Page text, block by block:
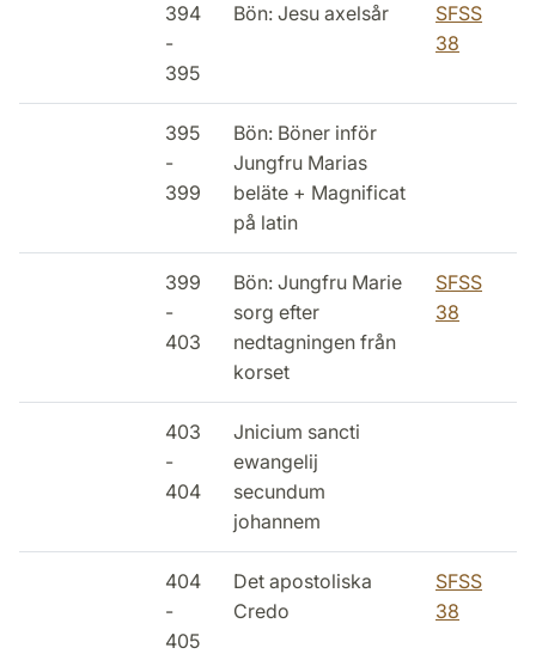
394
-
395
Bön: Jesu axelsår
SFSS
38
395
-
399
Bön: Böner inför
Jungfru Marias
beläte + Magnificat
på latin
399
-
403
Bön: Jungfru Marie
sorg efter
nedtagningen från
korset
SFSS
38
403
-
404
Jnicium sancti
ewangelij
secundum
johannem
404
-
405
Det apostoliska
Credo
SFSS
38